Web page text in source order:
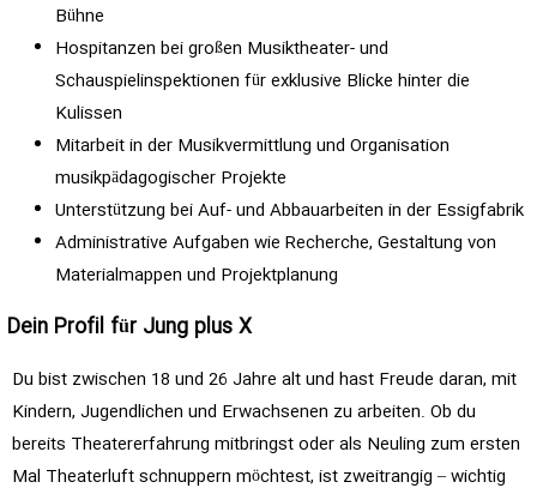
Bühne
Hospitanzen bei großen Musiktheater- und
Schauspielinspektionen für exklusive Blicke hinter die
Kulissen
Mitarbeit in der Musikvermittlung und Organisation
musikpädagogischer Projekte
Unterstützung bei Auf- und Abbauarbeiten in der Essigfabrik
Administrative Aufgaben wie Recherche, Gestaltung von
Materialmappen und Projektplanung
Dein Profil für Jung plus X
Du bist zwischen 18 und 26 Jahre alt und hast Freude daran, mit
Kindern, Jugendlichen und Erwachsenen zu arbeiten. Ob du
bereits Theatererfahrung mitbringst oder als Neuling zum ersten
Mal Theaterluft schnuppern möchtest, ist zweitrangig – wichtig